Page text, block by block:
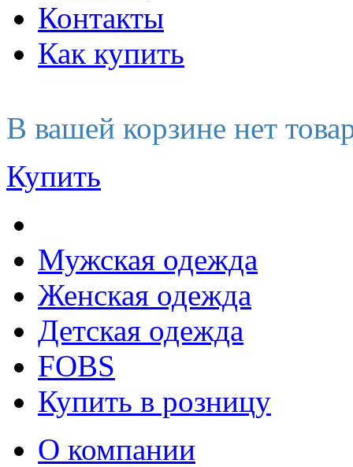
Контакты
Как купить
В вашей корзине нет
Купить
Мужская одежда
Женская одежда
Детская одежда
FOBS
Купить в розницу
О компании